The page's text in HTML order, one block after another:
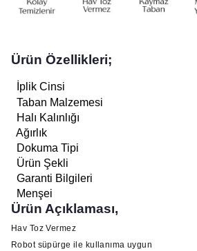
Ürün Özellikleri;
İplik Cinsi
Taban Malzemesi
Halı Kalınlığı
Ağırlık
Dokuma Tipi
Ürün Şekli
Garanti Bilgileri
Menşei
Ürün Açıklaması,
Hav Toz Vermez
Robot süpürge ile kullanıma uygun